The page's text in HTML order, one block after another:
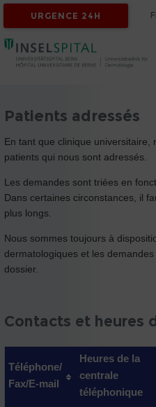
URGENCE 24H
Patients adressés
En tant que clinique universitaire,
patients qui nous sont adressés.
Les demandes sont triées en
Dans certaines circonstances, il
plus longs.
Nous sommes toujours à
dermatologiques et les
dossier.
Contacts et heures
Téléphone/
Fax/E-mail
Heures de la
centrale
téléphonique